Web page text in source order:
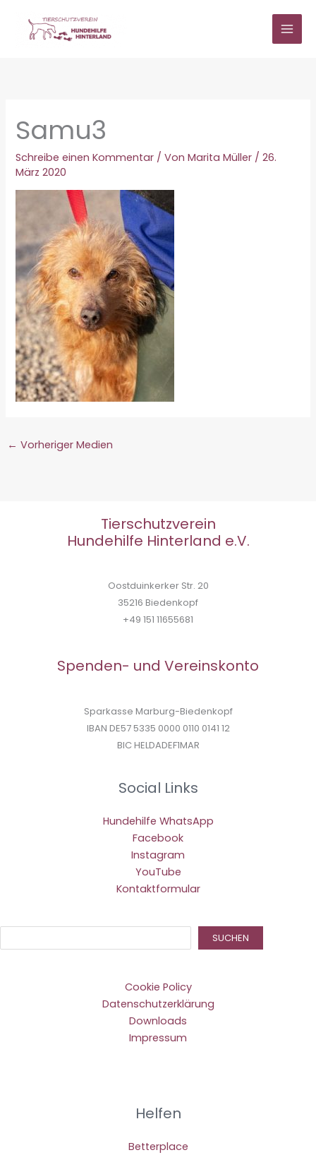
springen
Samu3
Schreibe einen Kommentar / VonMarita Müller /26.
März 2020
← Vorheriger Medien
Tierschutzverein
Hundehilfe Hinterland e.V.
Oostduinkerker Str. 20
35216 Biedenkopf
+49 151 11655681
Spenden- und Vereinskonto
Sparkasse Marburg-Biedenkopf
IBAN DE57 5335 0000 0110 0141 12
BIC HELDADEF1MAR
Social Links
Hundehilfe WhatsApp
Facebook
Instagram
YouTube
Kontaktformular
SUCHEN
Cookie Policy
Datenschutzerklärung
Downloads
Impressum
Helfen
Betterplace